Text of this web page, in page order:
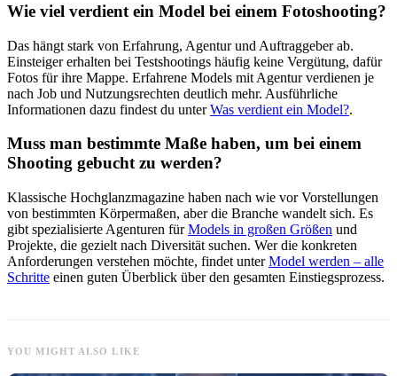
Wie viel verdient ein Model bei einem Fotoshooting?
Das hängt stark von Erfahrung, Agentur und Auftraggeber ab.
Einsteiger erhalten bei Testshootings häufig keine Vergütung, dafür
Fotos für ihre Mappe. Erfahrene Models mit Agentur verdienen je
nach Job und Nutzungsrechten deutlich mehr. Ausführliche
Informationen dazu findest du unterWas verdient ein Model?.
Muss man bestimmte Maße haben, um bei einem
Shooting gebucht zu werden?
Klassische Hochglanzmagazine haben nach wie vor Vorstellungen
von bestimmten Körpermaßen, aber die Branche wandelt sich. Es
gibt spezialisierte Agenturen fürModels in großen Größen und
Projekte, die gezielt nach Diversität suchen. Wer die konkreten
Anforderungen verstehen möchte, findet unterModel werden – alle
Schritte einen guten Überblick über den gesamten Einstiegsprozess.
YOU MIGHT ALSO LIKE